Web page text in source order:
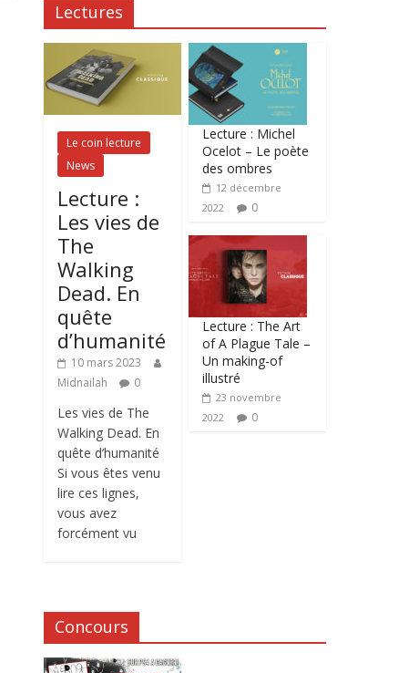
Lectures
Le coin lecture
News
Lecture :
Les vies de
The
Walking
Dead. En
quête
d’humanité
10 mars 2023
Midnailah
0
Les vies de The
Walking Dead. En
quête d’humanité
Si vous êtes venu
lire ces lignes,
vous avez
forcément vu
Lecture : Michel
Ocelot – Le poète
des ombres
12 décembre
2022
0
Lecture : The Art
of A Plague Tale –
Un making-of
illustré
23 novembre
2022
0
Concours